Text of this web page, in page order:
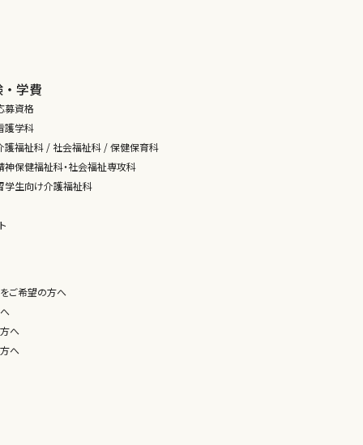
学費
募資格
護学科
護福祉科 / 社会福祉科 / 保健保育科
神保健福祉科・社会福祉専攻科
学生向け介護福祉科
ご希望の方へ
へ
へ